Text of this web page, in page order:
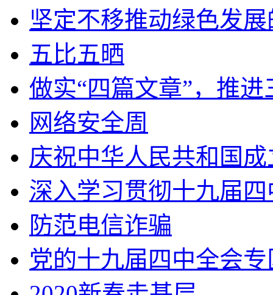
坚定不移推动绿色发
五比五晒
做实“四篇文章”，推
网络安全周
庆祝中华人民共和国成
深入学习贯彻十九届
防范电信诈骗
党的十九届四中全会专